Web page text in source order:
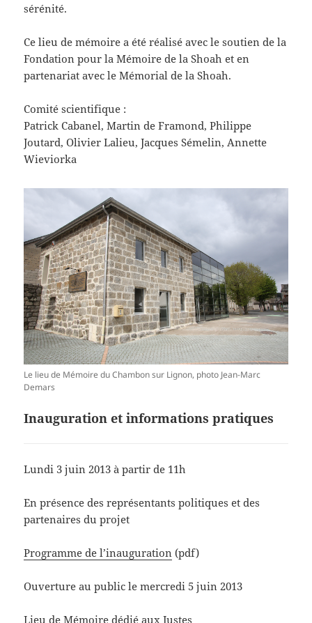
sérénité.
Ce lieu de mémoire a été réalisé avec le soutien de la
Fondation pour la Mémoire de la Shoah et en
partenariat avec le Mémorial de la Shoah.
Comité scientifique :
Patrick Cabanel, Martin de Framond, Philippe
Joutard, Olivier Lalieu, Jacques Sémelin, Annette
Wieviorka
Le lieu de Mémoire du Chambon sur Lignon, photo Jean-Marc
Demars
Inauguration et informations pratiques
Lundi 3 juin 2013 à partir de 11h
En présence des représentants politiques et des
partenaires du projet
Programme de l’inauguration (pdf)
Ouverture au public le mercredi 5 juin 2013
Lieu de Mémoire dédié aux Justes